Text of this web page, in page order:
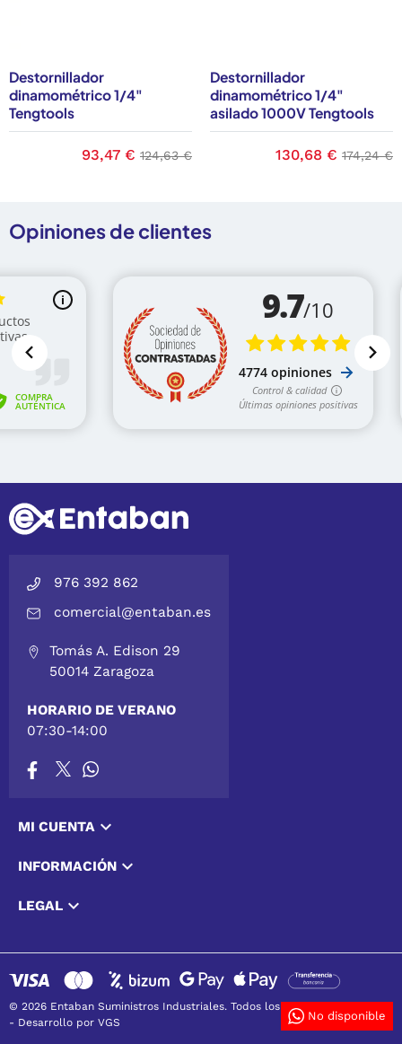
Destornillador
dinamométrico 1/4"
Tengtools
Precio
93,47 € Precio base
124,63 €
Destornillador
dinamométrico 1/4"
asilado 1000V Tengtools
Precio
130,68 € Precio
174,24 €
Opiniones de clientes
976 392 862
comercial@entaban.es
Tomás A. Edison 29
50014 Zaragoza
HORARIO DE VERANO
07:30-14:00
MI CUENTA 
INFORMACIÓN 
LEGAL 
© 2026 Entaban Suministros Industriales. Todos los derechos reservados
- Desarrollo por VGS No disponible